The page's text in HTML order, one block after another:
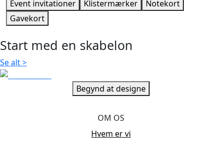
Event invitationer
Klistermærker
Notekort
Gavekort
Start med en skabelon
Se alt>
Begynd at designe
OM OS
Hvem er vi